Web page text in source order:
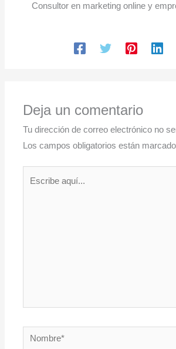
Consultor en marketing online y
Deja un comentario
Tu dirección de correo electrónico no
Los campos obligatorios están
Nombre*